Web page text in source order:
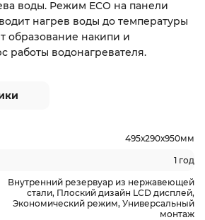
воды. Режим ECO на панели
нагрев воды до температуры
образование накипи и
работы водонагревателя.
495х290х950мм
1 год
Внутренний резервуар из нержавеющей
стали, Плоский дизайн LCD дисплей,
Экономический режим, Универсальный
монтаж